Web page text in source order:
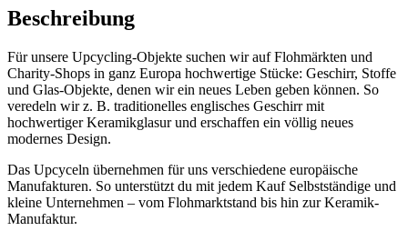
Beschreibung
Für unsere Upcycling-Objekte suchen wir auf Flohmärkten und
Charity-Shops in ganz Europa hochwertige Stücke: Geschirr, Stoffe
und Glas-Objekte, denen wir ein neues Leben geben können. So
veredeln wir z. B. traditionelles englisches Geschirr mit
hochwertiger Keramikglasur und erschaffen ein völlig neues
modernes Design.
Das Upcyceln übernehmen für uns verschiedene europäische
Manufakturen. So unterstützt du mit jedem Kauf Selbstständige und
kleine Unternehmen – vom Flohmarktstand bis hin zur Keramik-
Manufaktur.